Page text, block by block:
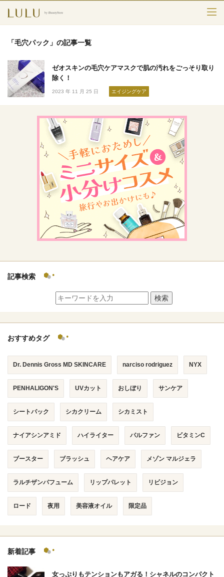
スキンケア
メークアップ
エイジングケア
フレグランス
ボディ＆ヘア
ライフスタイル
検索
「毛穴パック」の記事一覧
ゼオスキンの毛穴ケアマスクで肌の汚れをごっそり取り
除く！
2023 年 11 月 25 日 エイジングケア
記事検索
検索
おすすめタグ
Dr. Dennis Gross MD SKINCARE narciso rodriguez NYX
PENHALIGON'S UVカット おしぼり サンケア
シートパック シカクリーム シカミスト
ナイアシンアミド ハイライター パルファン ビタミンC
ブースター ブラッシュ ヘアケア メゾン マルジェラ
ラルチザンパフューム リップパレット リビジョン
ロード 夜用 美容液オイル 限定品
新着記事
女っぷりもテンションもアガる！シャネルのコンパクト